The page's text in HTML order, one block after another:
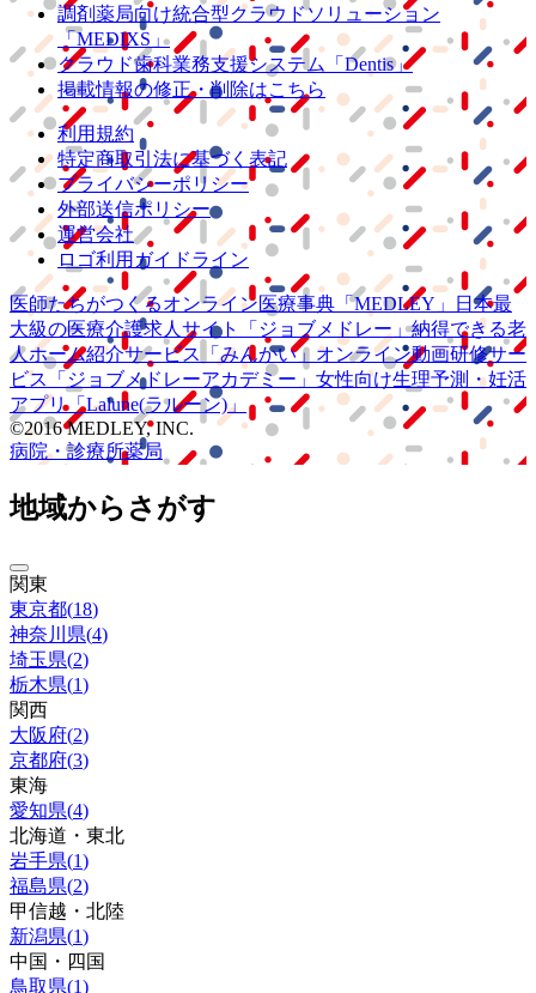
調剤薬局向け統合型クラウドソリューション
「MEDIXS」
クラウド歯科業務支援システム
「Dentis」
掲載情報の修正・削除はこちら
利用規約
特定商取引法に基づく表記
プライバシーポリシー
外部送信ポリシー
運営会社
ロゴ利用ガイドライン
医師たちがつくるオンライン医療事典 「MEDLEY」
日本最
大級の医療介護求人サイト 「ジョブメドレー」納得できる老
人ホーム紹介サービス
「みんかい」 オンライン動画研修サー
ビス
「ジョブメドレーアカデミー」 女性向け生理予測・妊活
アプリ「Lalune(ラルーン)」
©2016 MEDLEY, INC.
病院・診療所薬局
地域からさがす
関東
東京都(18)
神奈川県(4)
埼玉県(2)
栃木県(1)
関西
大阪府(2)
京都府(3)
東海
愛知県(4)
北海道・東北
岩手県(1)
福島県(2)
甲信越・北陸
新潟県(1)
中国・四国
鳥取県(1)